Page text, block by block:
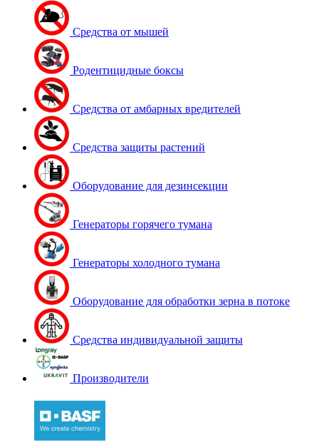
Средства от мышей
Родентицидные боксы
Средства от амбарных вредителей
Средства защиты растений
Оборудование для дезинсекции
Генераторы горячего тумана
Генераторы холодного тумана
Оборудование для обработки зерна в потоке
Средства индивидуальной защиты
Производители